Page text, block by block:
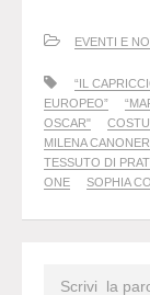
EVENTI E
“IL
EUROPEO”
OSCAR"
MILENA
TESSUTO DI
ONE
SOPHIA